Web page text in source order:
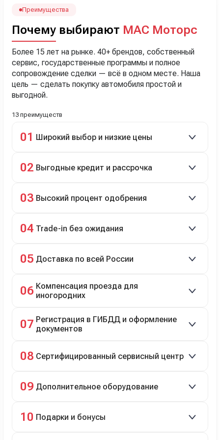
менеджеру Сергею, профессионал своего дела!
Преимущества
Почему выбирают МАС Моторс
Более 15 лет на рынке. 40+ брендов, собственный
сервис, государственные программы и полное
сопровождение сделки — всё в одном месте. Наша
цель — сделать покупку автомобиля простой и
выгодной.
13 преимуществ
01 Широкий выбор и низкие цены
подержанные авто.
02 Выгодные кредит и рассрочка
рассрочка 0% на 2 года при первом взносе 35–50%.
03 Высокий процент одобрения
04 Trade-in без ожидания
05 Доставка по всей России
06 Компенсация проезда для
иногородних
07 Регистрация в ГИБДД и оформление
документов
08 Сертифицированный сервисный центр
технический ремонт.
09 Дополнительное оборудование
10 Подарки и бонусы